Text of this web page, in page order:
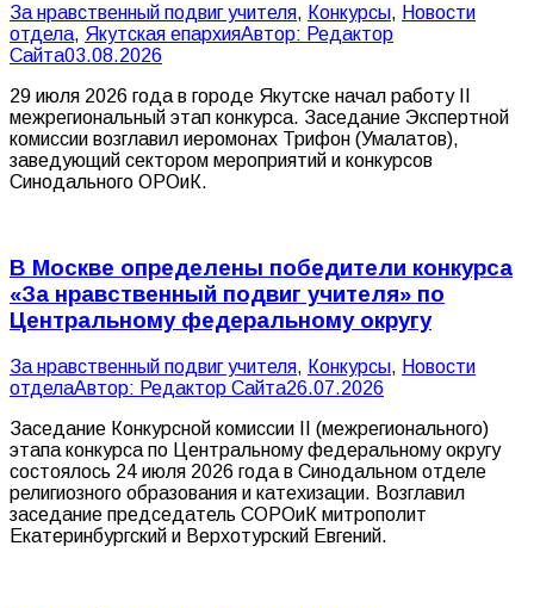
За нравственный подвиг учителя, Конкурсы, Новости
отдела, Якутская епархияАвтор: Редактор
Сайта03.08.2026
29 июля 2026 года в городе Якутске начал работу II
межрегиональный этап конкурса. Заседание Экспертной
комиссии возглавил иеромонах Трифон (Умалатов),
заведующий сектором мероприятий и конкурсов
Синодального ОРОиК.
В Москве определены победители конкурса
«За нравственный подвиг учителя» по
Центральному федеральному округу
За нравственный подвиг учителя, Конкурсы, Новости
отделаАвтор: Редактор Сайта26.07.2026
Заседание Конкурсной комиссии II (межрегионального)
этапа конкурса по Центральному федеральному округу
состоялось 24 июля 2026 года в Синодальном отделе
религиозного образования и катехизации. Возглавил
заседание председатель СОРОиК митрополит
Екатеринбургский и Верхотурский Евгений.